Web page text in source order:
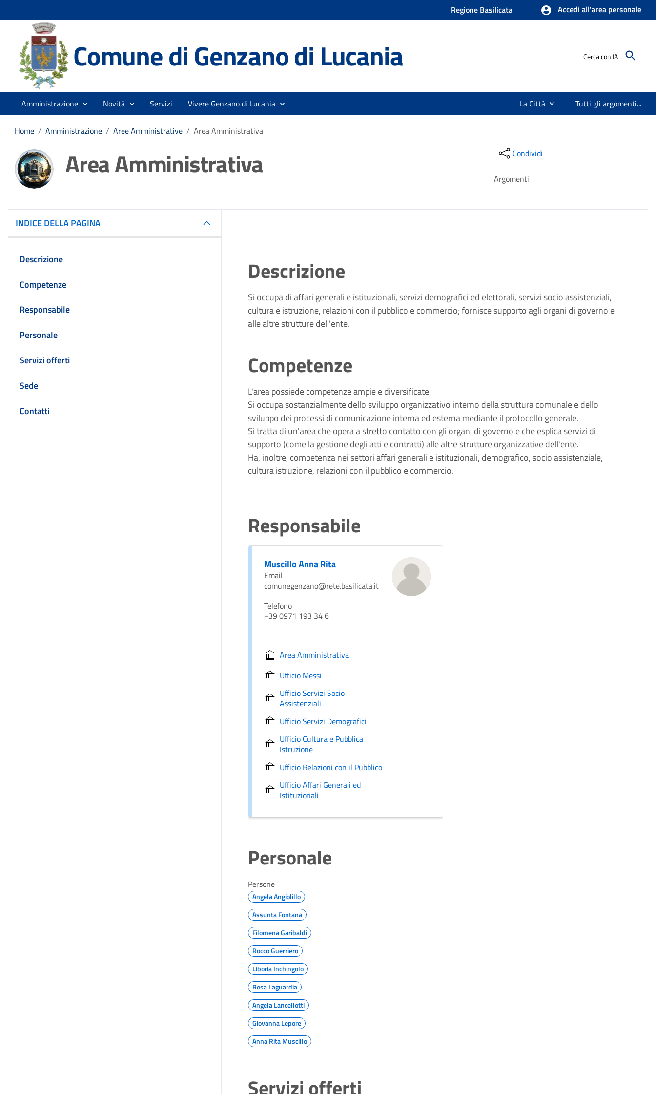
Regione Basilicata Accedi all'area personale
Comune di Genzano di Lucania Cerca con IA
Amministrazione Novità Servizi Vivere Genzano di Lucania La Città Tutti gli argomenti...
Home / Amministrazione / Aree Amministrative / Area Amministrativa
Area Amministrativa Condividi
Argomenti
INDICE DELLA PAGINA
Descrizione
Competenze
Responsabile
Personale
Servizi offerti
Sede
Contatti
Descrizione
Si occupa di affari generali e istituzionali, servizi demografici ed elettorali, servizi socio assistenziali,
cultura e istruzione, relazioni con il pubblico e commercio; fornisce supporto agli organi di governo e
alle altre strutture dell'ente.
Competenze
L'area possiede competenze ampie e diversificate.
Si occupa sostanzialmente dello sviluppo organizzativo interno della struttura comunale e dello
sviluppo dei processi di comunicazione interna ed esterna mediante il protocollo generale.
Si tratta di un'area che opera a stretto contatto con gli organi di governo e che esplica servizi di
supporto (come la gestione degli atti e contratti) alle altre strutture organizzative dell'ente.
Ha, inoltre, competenza nei settori affari generali e istituzionali, demografico, socio assistenziale,
cultura istruzione, relazioni con il pubblico e commercio.
Responsabile
Muscillo Anna Rita
Email
comunegenzano@rete.basilicata.it
Telefono
+39 0971 193 34 6
Area Amministrativa
Ufficio Messi
Ufficio Servizi Socio
Assistenziali
Ufficio Servizi Demografici
Ufficio Cultura e Pubblica
Istruzione
Ufficio Relazioni con il Pubblico
Ufficio Affari Generali ed
Istituzionali
Personale
Persone
Angela Angiolillo
Assunta Fontana
Filomena Garibaldi
Rocco Guerriero
Liboria Inchingolo
Rosa Laguardia
Angela Lancellotti
Giovanna Lepore
Anna Rita Muscillo
Servizi offerti